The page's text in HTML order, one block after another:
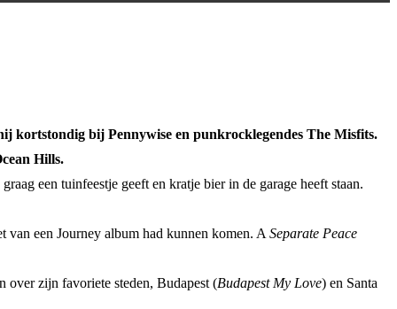
kortstondig bij Pennywise en punkrocklegendes The Misfits.
Hills.
een tuinfeestje geeft en kratje bier in de garage heeft staan.
van een Journey album had kunnen komen. A Separate Peace
over zijn favoriete steden, Budapest (Budapest My Love) en Santa